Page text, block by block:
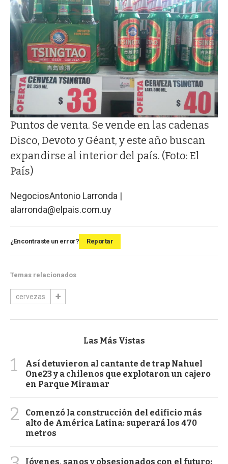
Puntos de venta. Se vende en las cadenas
Disco, Devoto y Géant, y este año buscan
expandirse al interior del país. (Foto: El
País)
NegociosAntonio Larronda |
alarronda@elpais.com.uy
¿Encontraste un error? Reportar
Temas relacionados
cervezas
Las Más Vistas
1
Así detuvieron al cantante de trap Nahuel
One23 y a chilenos que explotaron un cajero
en Parque Miramar
2
Comenzó la construcción del edificio más
alto de América Latina: superará los 470
metros
Jóvenes, sanos y obsesionados con el futuro: